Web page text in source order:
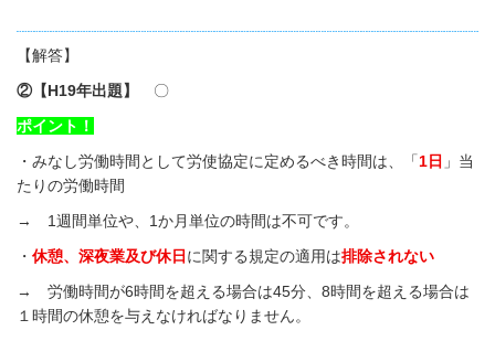
【解答】
②【H19年出題】 〇
ポイント！
・みなし労働時間として労使協定に定めるべき時間は、「1日 」当
たりの労働時間
→ 1週間単位や、 1か月単位の時間は不可です。
・ 休憩、深夜業及び休日 に関する規定の適用は排除されない
→ 労働時間が6時間を超える場合は45分、 8時間を超える場合は
１時間の休憩を与えなければなりません。